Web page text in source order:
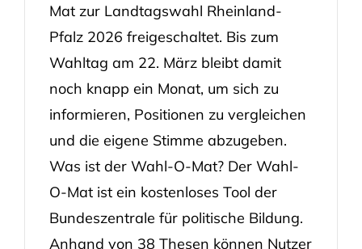
Mat zur Landtagswahl Rheinland-
Pfalz 2026 freigeschaltet. Bis zum
Wahltag am 22. März bleibt damit
noch knapp ein Monat, um sich zu
informieren, Positionen zu vergleichen
und die eigene Stimme abzugeben.
Was ist der Wahl-O-Mat? Der Wahl-
O-Mat ist ein kostenloses Tool der
Bundeszentrale für politische Bildung.
Anhand von 38 Thesen können Nutzer